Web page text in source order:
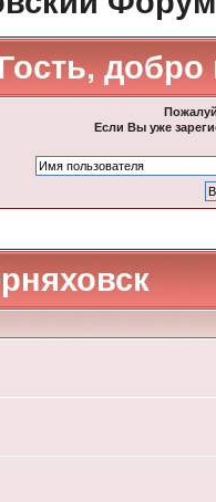
Если Вы уже